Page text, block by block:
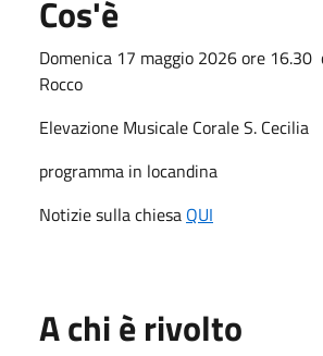
Cos'è
Domenica 17 maggio 2026 ore 16.30
Rocco
Elevazione Musicale Corale S. Cecilia
programma in locandina
Notizie sulla chiesa QUI
A chi è rivolto